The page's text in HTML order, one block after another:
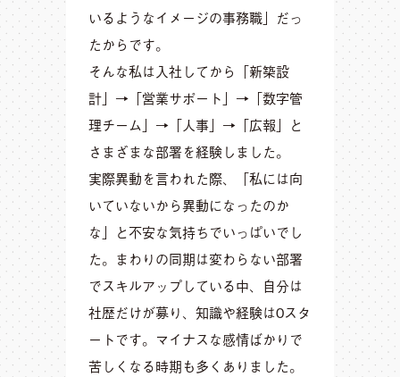
いるようなイメージの事務職」だっ
たからです。
そんな私は入社してから「新築設
計」→「営業サポート」→「数字管
理チーム」→「人事」→「広報」と
さまざまな部署を経験しました。
実際異動を言われた際、「私には向
いていないから異動になったのか
な」と不安な気持ちでいっぱいでし
た。まわりの同期は変わらない部署
でスキルアップしている中、自分は
社歴だけが募り、知識や経験は0スタ
ートです。マイナスな感情ばかりで
苦しくなる時期も多くありました。